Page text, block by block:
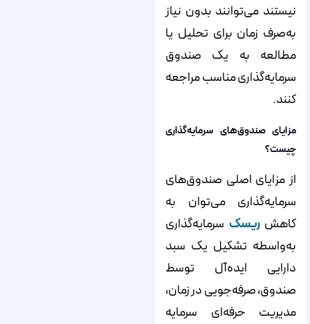
نیستند می‌توانند بدون نیاز
به‌صرف زمان برای تحلیل یا
مطالعه به یک صندوق
سرمایه‌گذاری مناسب مراجعه
کنند.
مزایای صندوق‌های سرمایه‌گذاری
چیست؟
از مزایای اصلی صندوق‌های
سرمایه‌گذاری می‌توان به
کاهشریسک سرمایه‌گذاری
به‌واسطه تشکیل یک سبد
دارایی ایده‌‌‌‌‌‌آل توسط
صندوق، صرفه‌جویی در زمان،
مدیریت حرفه‌ای سرمایه